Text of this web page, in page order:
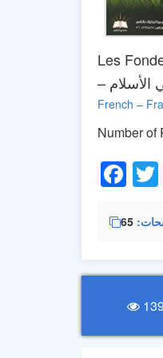
Les
French –
Number of
65